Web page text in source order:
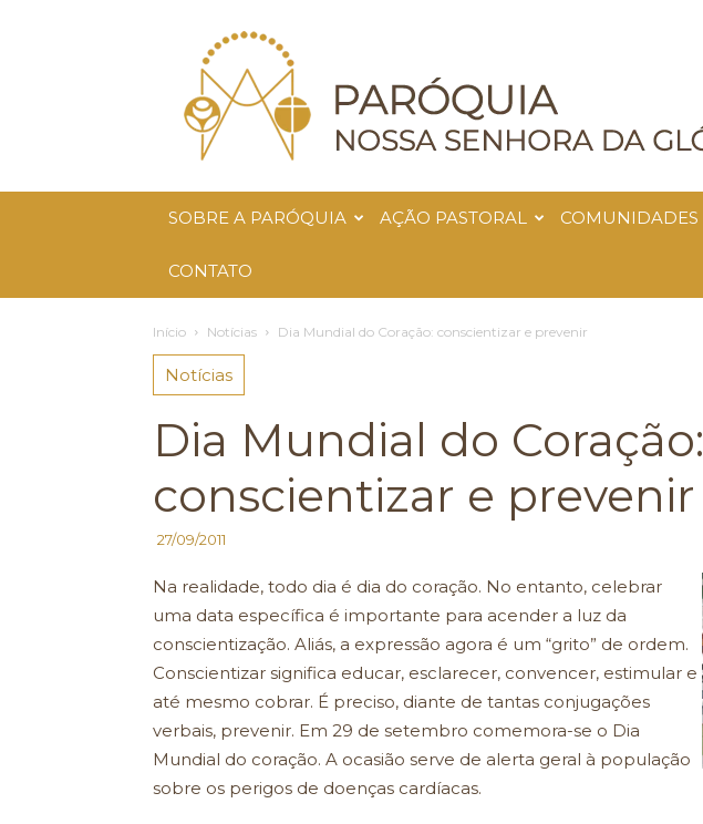
Paróquia
Nossa
Senhora
da
Glória
SOBRE A PARÓQUIA AÇÃO PASTORAL COMUNIDADES
CONTATO
Início Notícias Dia Mundial do Coração: conscientizar e prevenir
Notícias
Dia Mundial do Coração:
conscientizar e prevenir
27/09/2011
Na realidade, todo dia é dia do coração. No entanto, celebrar
uma data específica é importante para acender a luz da
conscientização. Aliás, a expressão agora é um “grito” de ordem.
Conscientizar significa educar, esclarecer, convencer, estimular e
até mesmo cobrar. É preciso, diante de tantas conjugações
verbais, prevenir. Em 29 de setembro comemora-se o Dia
Mundial do coração. A ocasião serve de alerta geral à população
sobre os perigos de doenças cardíacas.